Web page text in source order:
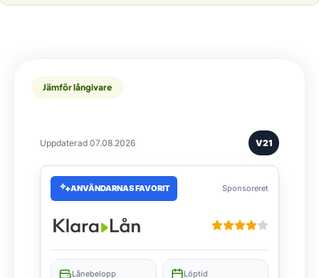
Jämför långivare
Uppdaterad 07.08.2026 V21
ANVÄNDARNAS FAVORIT Sponsoreret
Lånebelopp Löptid